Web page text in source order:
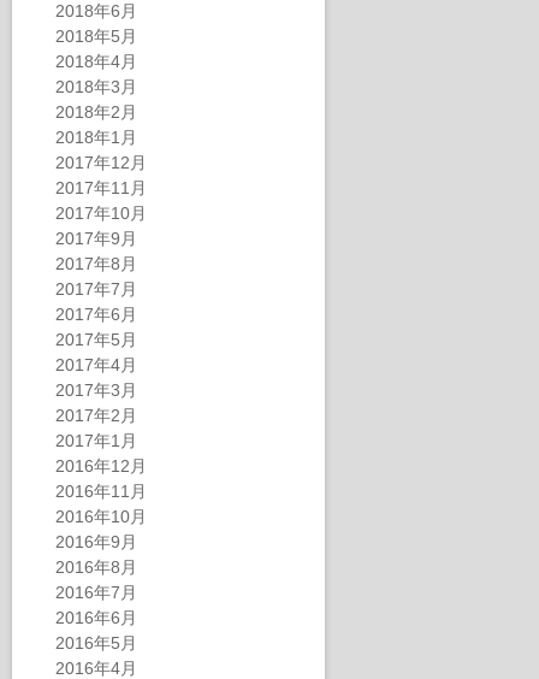
2018年6月
2018年5月
2018年4月
2018年3月
2018年2月
2018年1月
2017年12月
2017年11月
2017年10月
2017年9月
2017年8月
2017年7月
2017年6月
2017年5月
2017年4月
2017年3月
2017年2月
2017年1月
2016年12月
2016年11月
2016年10月
2016年9月
2016年8月
2016年7月
2016年6月
2016年5月
2016年4月